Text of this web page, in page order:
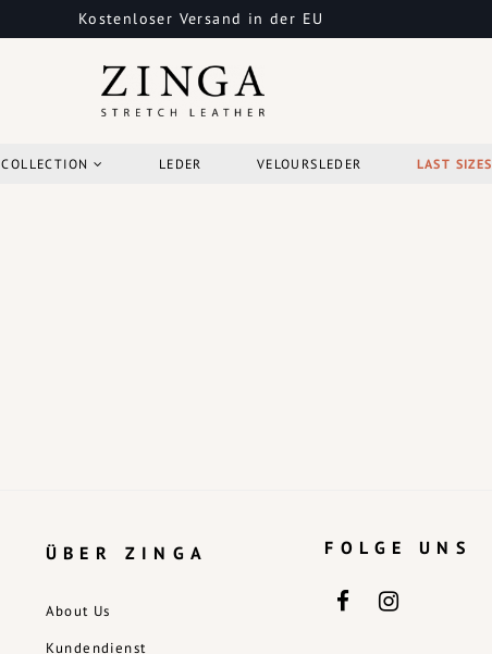
Kostenloser Versand in der EU
COLLECTION LEDER VELOURSLEDER LAST SIZES
ÜBER ZINGA
About Us
Kundendienst
FOLGE UNS